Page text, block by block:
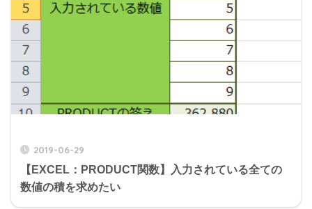
2019-06-29
【EXCEL：PRODUCT関数】入力されている全ての
数値の積を求めたい